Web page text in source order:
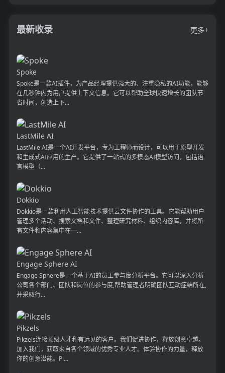
最新收录 更多+
Spoke
Spoke是一款AI插件，为产品经理提供强大的、注重隐私的AI功能，能够
在几秒钟内为用户提供上下文信息。它可以帮助全球快速增长的团队节
省时间，创造上下...
LastMile AI
LastMile AI是一个AI开发平台，专为工程师而设计，可以用于原型开发
和生成式AI应用的生产。它提供了一站式的多模态AI模型访问，包括语
言模型（...
Dokkio
Dokkio是一款利用人工智能技术提供云文件协作的工具。它能帮助用户
管理多个活动、搜索文档和文件、整理研究材料、组织内容库，并将所
有文件和内容集中在一...
Engage Sphere AI
Engage Sphere是一个基于AI的员工参与度分析平台。它可以深入分析
公司各个部门、团队和岗位的参与度,帮助管理者明确团队互动症结所在,
并采取行...
Pikzels
Pikzels连接顶级人才和有远见的客户。我们促进协作，释放创意卓越。
加入我们，获取来自各个领域的优秀专业人才。体验协作的力量，释放
你的创意潜能。Pi...